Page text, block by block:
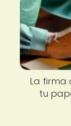
La firma
tu